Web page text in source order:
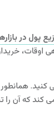
پول در
اوقات،